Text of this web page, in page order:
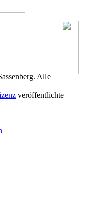
Alle
veröffentlichte